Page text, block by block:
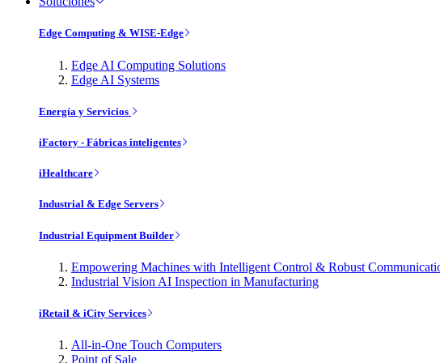
Edge Computing & WISE-Edge
Edge AI Computing Solutions
Edge AI Systems
Energía y Servicios
iFactory - Fábricas inteligentes
iHealthcare
Industrial & Edge Servers
Industrial Equipment Builder
Empowering Machines with Intelligent Control & Robust
Industrial Vision AI Inspection in Manufacturing
iRetail & iCity Services
All-in-One Touch Computers
Point of Sale